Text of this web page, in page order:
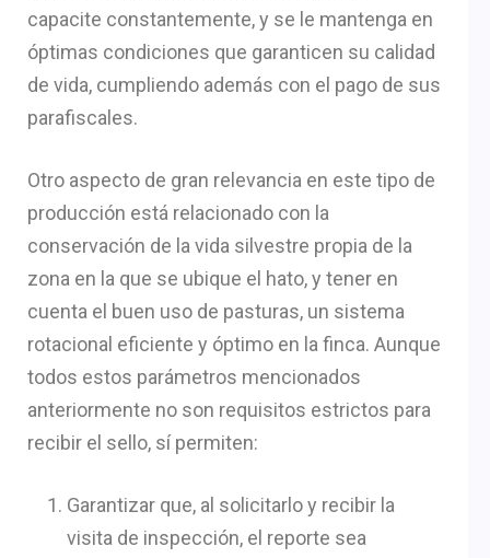
capacite constantemente, y se le mantenga en
óptimas condiciones que garanticen su calidad
de vida, cumpliendo además con el pago de sus
parafiscales.
Otro aspecto de gran relevancia en este tipo de
producción está relacionado con la
conservación de la vida silvestre propia de la
zona en la que se ubique el hato, y tener en
cuenta el buen uso de pasturas, un sistema
rotacional eficiente y óptimo en la finca. Aunque
todos estos parámetros mencionados
anteriormente no son requisitos estrictos para
recibir el sello, sí permiten:
Garantizar que, al solicitarlo y recibir la
visita de inspección, el reporte sea